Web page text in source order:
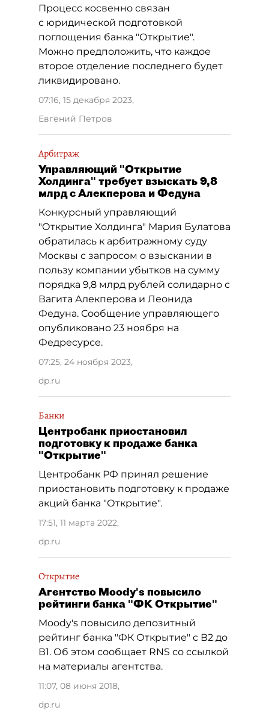
Процесс косвенно связан
с юридической подготовкой
поглощения банка "Открытие".
Можно предположить, что каждое
второе отделение последнего будет
ликвидировано.
07:16, 15 декабря 2023,
Евгений Петров
Арбитраж
Управляющий "Открытие
Холдинга" требует взыскать 9,8
млрд с Алекперова и Федуна
Конкурсный управляющий
"Открытие Холдинга" Мария Булатова
обратилась к арбитражному суду
Москвы с запросом о взыскании в
пользу компании убытков на сумму
порядка 9,8 млрд рублей солидарно с
Вагита Алекперова и Леонида
Федуна. Сообщение управляющего
опубликовано 23 ноября на
Федресурсе.
07:25, 24 ноября 2023,
dp.ru
Банки
Центробанк приостановил
подготовку к продаже банка
"Открытие"
Центробанк РФ принял решение
приостановить подготовку к продаже
акций банка "Открытие".
17:51, 11 марта 2022,
dp.ru
Открытие
Агентство Moody's повысило
рейтинги банка "ФК Открытие"
Moody's повысило депозитный
рейтинг банка "ФК Открытие" с В2 до
В1. Об этом сообщает RNS со ссылкой
на материалы агентства.
11:07, 08 июня 2018,
dp.ru